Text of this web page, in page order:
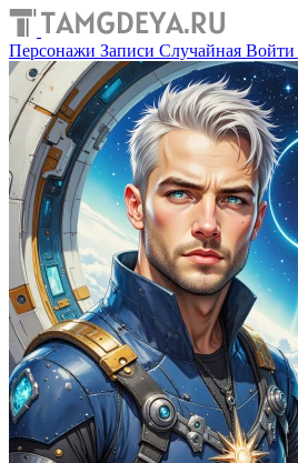
Персонажи Записи Случайная Войти